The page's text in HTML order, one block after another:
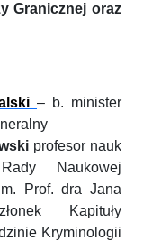
Granicznej oraz
– b. minister
profesor nauk
Naukowej
Prof. dra Jana
Kapituły
Kryminologii